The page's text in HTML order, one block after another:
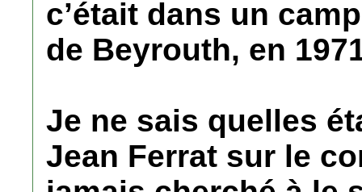
c’était dans un
de Beyrouth, en
Je ne sais quelles
Jean Ferrat sur le